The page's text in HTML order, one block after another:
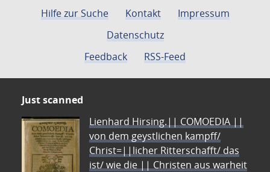
Hilfe zur Suche Kontakt
Impressum
Datenschutz
Feedback
RSS-Feed
Just scanned
Lienhard Hirsing.|| COMOEDIA ||
von dem geystlichen kampff/
Christ=||licher Ritterschafft/ das
ist/ wie die || Christen aus warheit